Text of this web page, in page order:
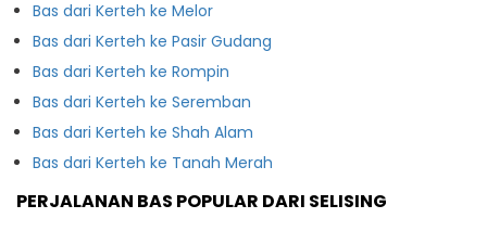
Bas dari Kerteh ke Melor
Bas dari Kerteh ke Pasir Gudang
Bas dari Kerteh ke Rompin
Bas dari Kerteh ke Seremban
Bas dari Kerteh ke Shah Alam
Bas dari Kerteh ke Tanah Merah
PERJALANAN BAS POPULAR DARI SELISING